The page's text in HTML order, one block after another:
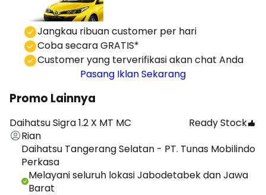
⁠Jangkau ribuan customer per hari
Coba secara GRATIS*
⁠⁠Customer yang terverifikasi akan chat Anda
Pasang Iklan Sekarang
Promo Lainnya
Daihatsu Sigra 1.2 X MT MC
Ready Stock
Rian
Daihatsu Tangerang Selatan - PT. Tunas Mobilindo
Perkasa
Melayani seluruh lokasi Jabodetabek dan Jawa
Barat